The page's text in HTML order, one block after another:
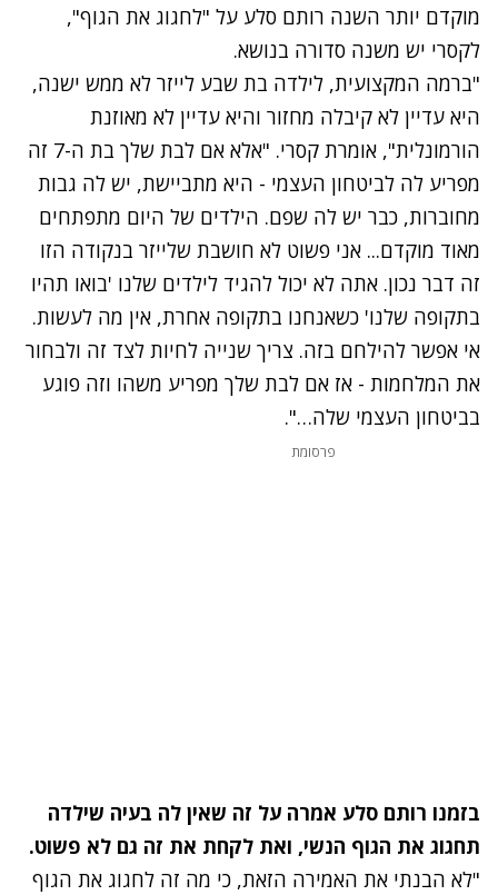
מוקדם יותר השנה רותם סלע על "לחגוג את הגוף",
לקסרי יש משנה סדורה בנושא.
"ברמה המקצועית, לילדה בת שבע לייזר לא ממש ישנה,
היא עדיין לא קיבלה מחזור והיא עדיין לא מאוזנת
הורמונלית", אומרת קסרי. "אלא אם לבת שלך בת ה-7 זה
מפריע לה לביטחון העצמי - היא מתביישת, יש לה גבות
מחוברות, כבר יש לה שפם. הילדים של היום מתפתחים
מאוד מוקדם... אני פשוט לא חושבת שלייזר בנקודה הזו
זה דבר נכון. אתה לא יכול להגיד לילדים שלנו 'בואו תהיו
בתקופה שלנו' כשאנחנו בתקופה אחרת, אין מה לעשות.
אי אפשר להילחם בזה. צריך שנייה לחיות לצד זה ולבחור
את המלחמות - אז אם לבת שלך מפריע משהו וזה פוגע
בביטחון העצמי שלה…".
פרסומת
בזמנו רותם סלע אמרה על זה שאין לה בעיה שילדה
תחגוג את הגוף הנשי, ואת לקחת את זה גם לא פשוט.
"לא הבנתי את האמירה הזאת, כי מה זה לחגוג את הגוף